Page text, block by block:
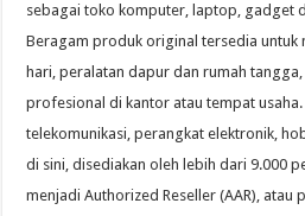
sebagai toko komputer, laptop, gadget
Beragam produk original tersedia untuk
hari, peralatan dapur dan rumah
profesional di kantor atau tempat
telekomunikasi, perangkat elektronik,
di sini, disediakan oleh lebih dari 9.000
menjadi Authorized Reseller (AAR), atau